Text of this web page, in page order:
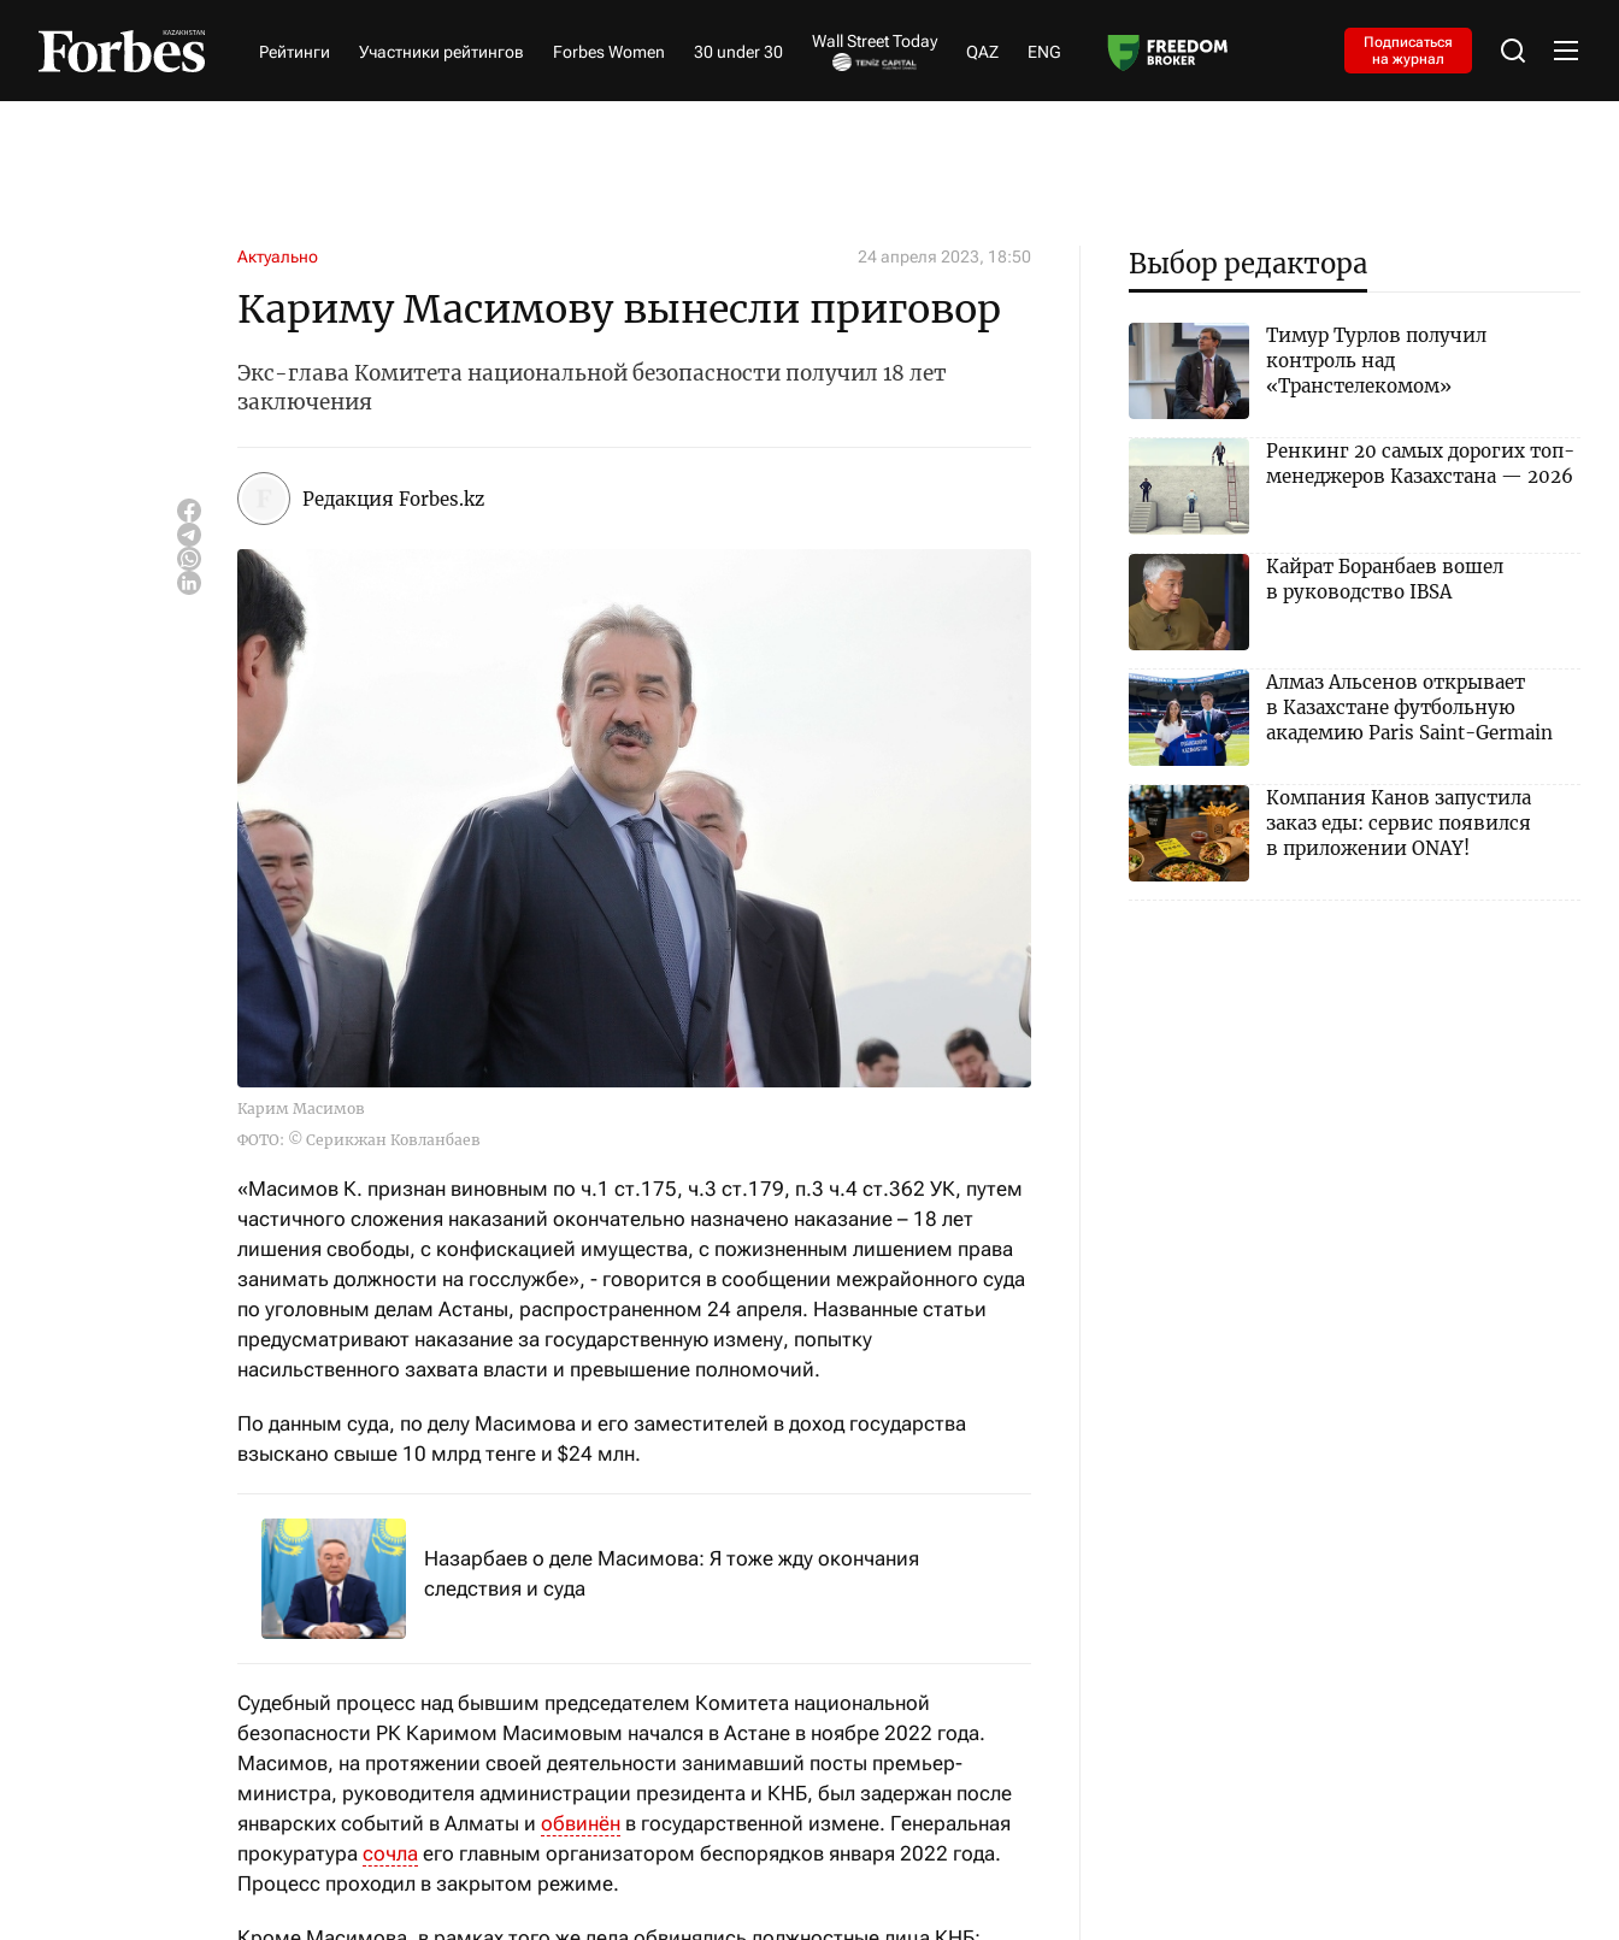
Рейтинги Участники рейтингов Forbes Women 30 under 30
Wall Street Today
QAZ ENG
Подписаться
на журнал
Актуально 24 апреля 2023, 18:50
Кариму Масимову вынесли приговор
Экс-глава Комитета национальной безопасности получил 18 лет
заключения
Редакция Forbes.kz
Карим Масимов
ФОТО: © Серикжан Ковланбаев
«Масимов К. признан виновным по ч.1 ст.175, ч.3 ст.179, п.3 ч.4 ст.362 УК, путем
частичного сложения наказаний окончательно назначено наказание – 18 лет
лишения свободы, с конфискацией имущества, с пожизненным лишением права
занимать должности на госслужбе», - говорится в сообщении межрайонного суда
по уголовным делам Астаны, распространенном 24 апреля. Названные статьи
предусматривают наказание за государственную измену, попытку
насильственного захвата власти и превышение полномочий.
По данным суда, по делу Масимова и его заместителей в доход государства
взыскано свыше 10 млрд тенге и $24 млн.
Назарбаев о деле Масимова: Я тоже жду окончания
следствия и суда
Судебный процесс над бывшим председателем Комитета национальной
безопасности РК Каримом Масимовым начался в Астане в ноябре 2022 года.
Масимов, на протяжении своей деятельности занимавший посты премьер-
министра, руководителя администрации президента и КНБ, был задержан после
январских событий в Алматы и обвинён в государственной измене. Генеральная
прокуратура сочла его главным организатором беспорядков января 2022 года.
Процесс проходил в закрытом режиме.
Выбор редактора
Тимур Турлов получил
контроль над
«Транстелекомом»
Ренкинг 20 самых дорогих топ-
менеджеров Казахстана — 2026
Кайрат Боранбаев вошел
в руководство IBSA
Алмаз Альсенов открывает
в Казахстане футбольную
академию Paris Saint-Germain
Компания Канов запустила
заказ еды: сервис появился
в приложении ONAY!